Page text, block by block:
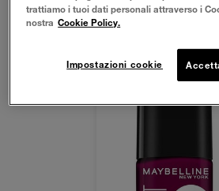
trattiamo i tuoi dati personali attraverso i
nostra Cookie Policy.
Impostazioni cookie